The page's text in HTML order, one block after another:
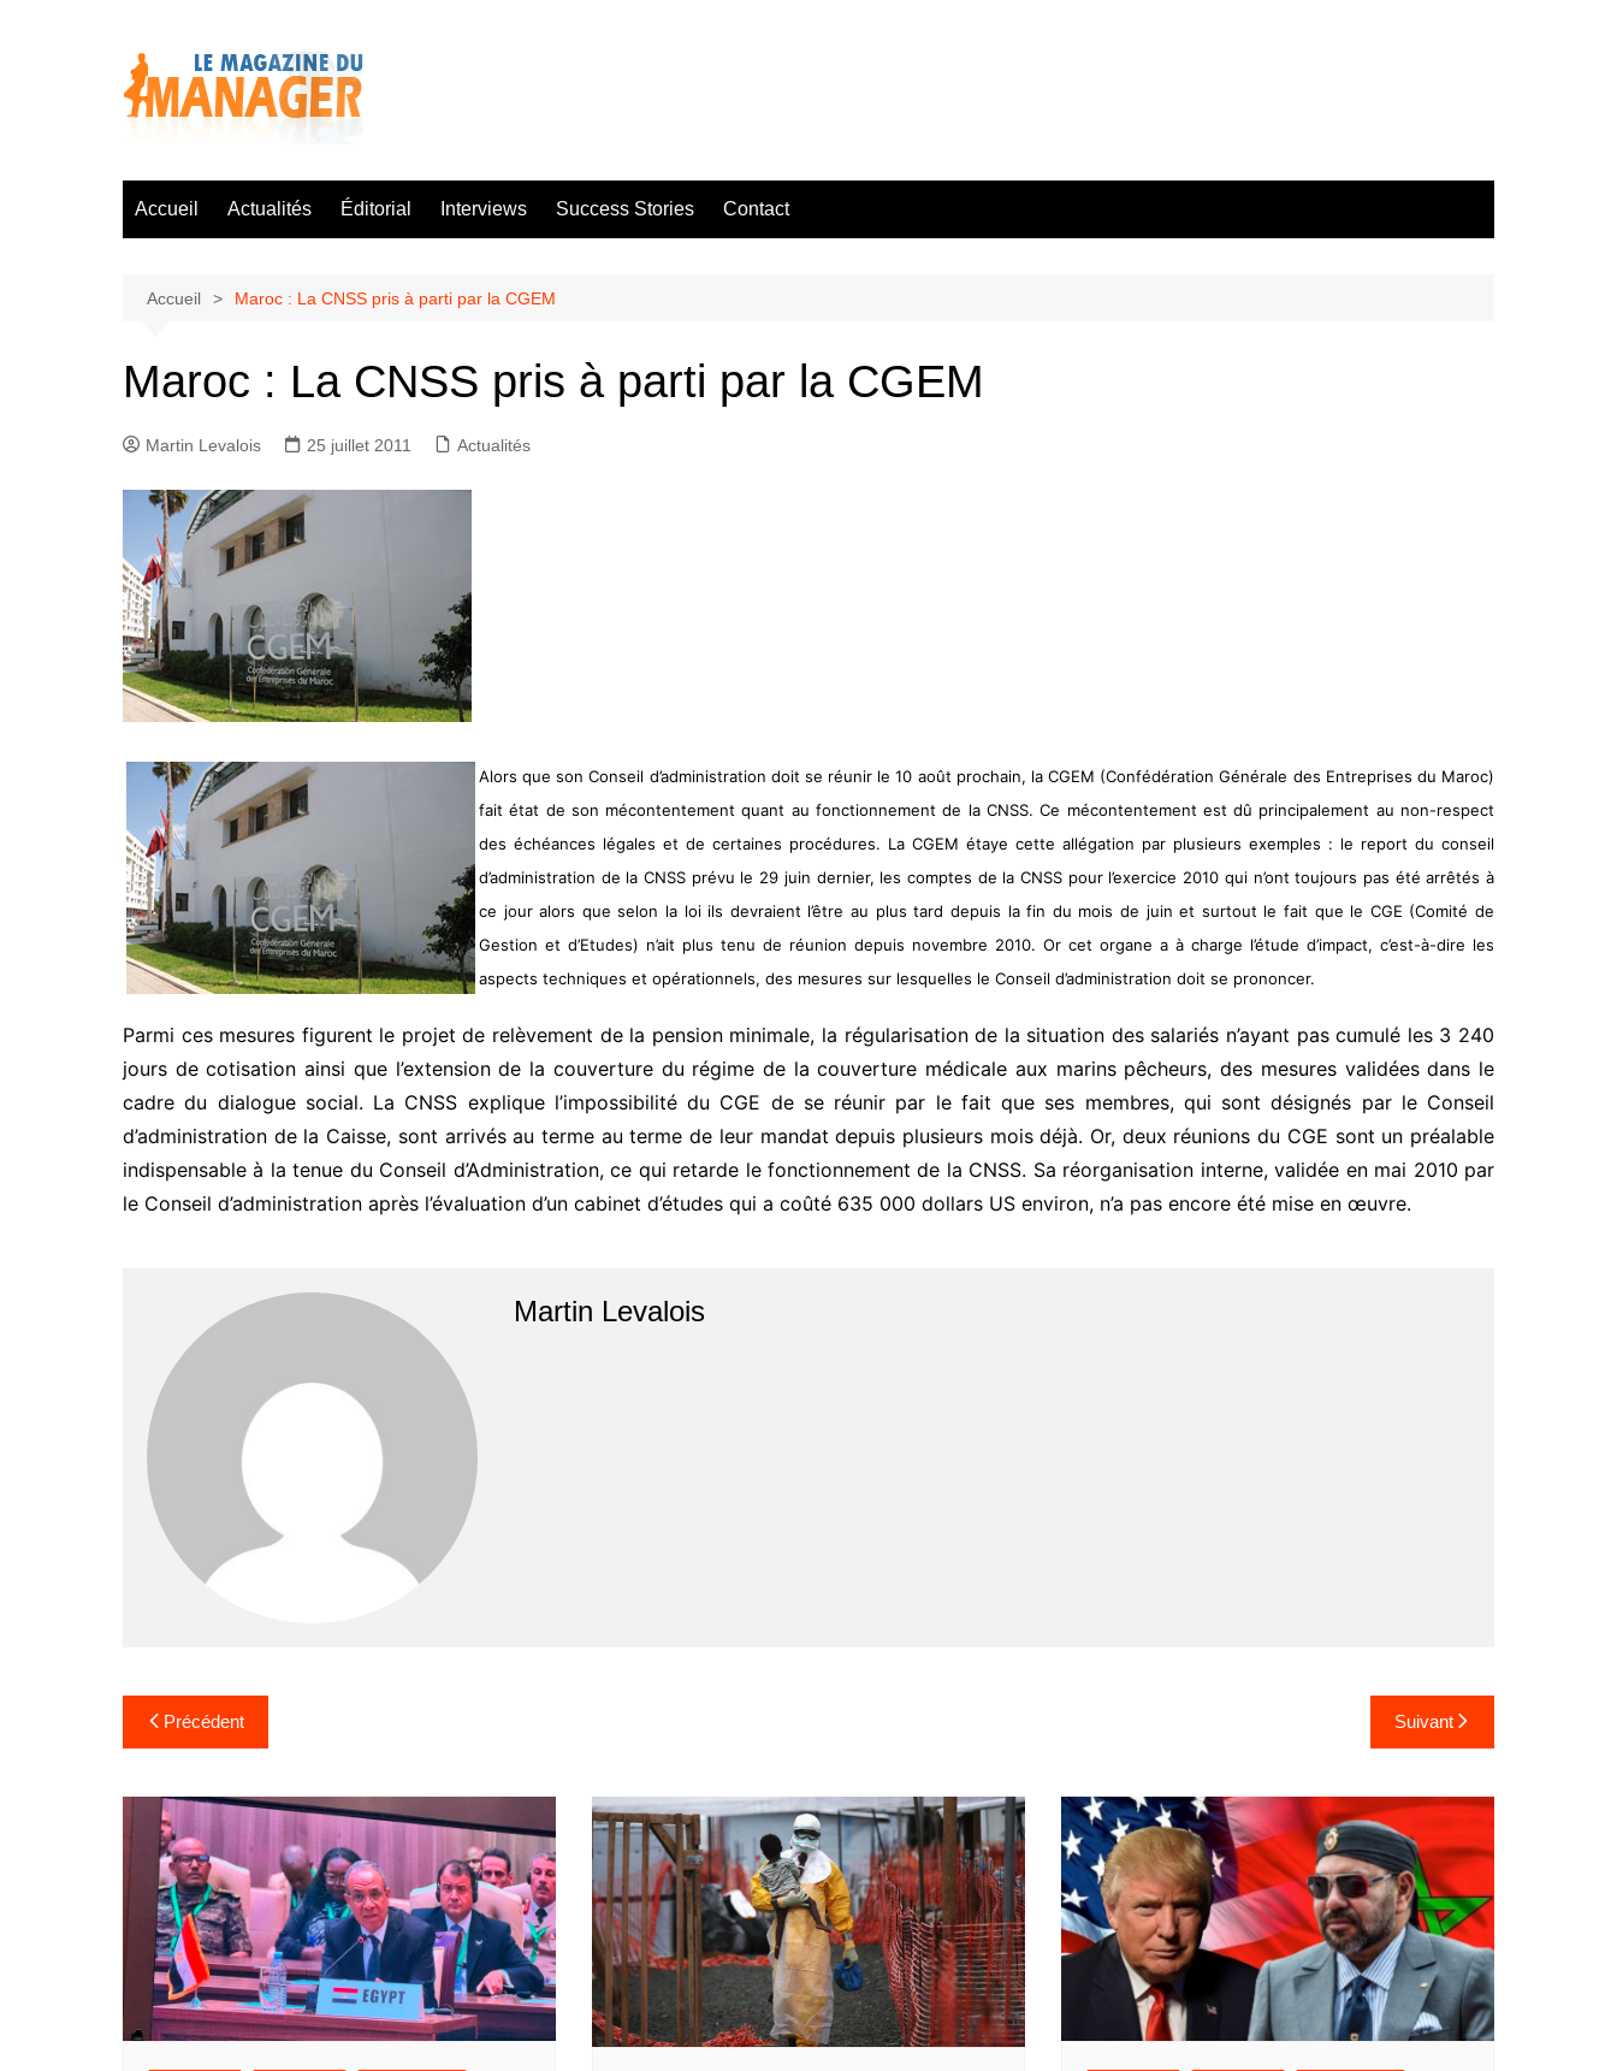
Accueil Actualités Éditorial Interviews Success Stories Contact
Accueil Maroc : La CNSS pris à parti par la CGEM
Maroc : La CNSS pris à parti par la CGEM
Martin Levalois 25 juillet 2011 Actualités
Alors que son Conseil d’administration doit se réunir le 10 août prochain, la CGEM (Confédération Générale des Entreprises du Maroc)
fait état de son mécontentement quant au fonctionnement de la CNSS. Ce mécontentement est dû principalement au non-respect
des échéances légales et de certaines procédures. La CGEM étaye cette allégation par plusieurs exemples : le report du conseil
d’administration de la CNSS prévu le 29 juin dernier, les comptes de la CNSS pour l’exercice 2010 qui n’ont toujours pas été arrêtés à
ce jour alors que selon la loi ils devraient l’être au plus tard depuis la fin du mois de juin et surtout le fait que le CGE (Comité de
Gestion et d’Etudes) n’ait plus tenu de réunion depuis novembre 2010. Or cet organe a à charge l’étude d’impact, c’est-à-dire les
aspects techniques et opérationnels, des mesures sur lesquelles le Conseil d’administration doit se prononcer.
Parmi ces mesures figurent le projet de relèvement de la pension minimale, la régularisation de la situation des salariés n’ayant pas cumulé les 3 240
jours de cotisation ainsi que l’extension de la couverture du régime de la couverture médicale aux marins pêcheurs, des mesures validées dans le
cadre du dialogue social. La CNSS explique l’impossibilité du CGE de se réunir par le fait que ses membres, qui sont désignés par le Conseil
d’administration de la Caisse, sont arrivés au terme au terme de leur mandat depuis plusieurs mois déjà. Or, deux réunions du CGE sont un préalable
indispensable à la tenue du Conseil d’Administration, ce qui retarde le fonctionnement de la CNSS. Sa réorganisation interne, validée en mai 2010 par
le Conseil d’administration après l’évaluation d’un cabinet d’études qui a coûté 635 000 dollars US environ, n’a pas encore été mise en œuvre.
Martin Levalois
Navigation
de
l’article
Précédent Suivant